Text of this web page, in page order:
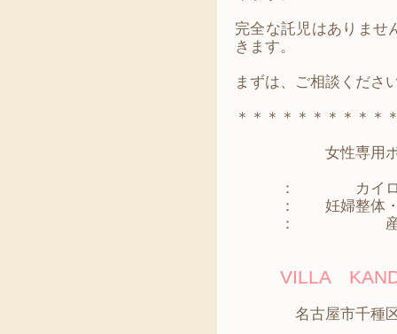
完全な託児はありませ
きます。
まずは、ご相談くださ
＊＊＊＊＊＊＊＊＊＊
女性専用ボデ
： カイロプ
： 妊婦整体・
： 産
VILLA
名古屋市千種区